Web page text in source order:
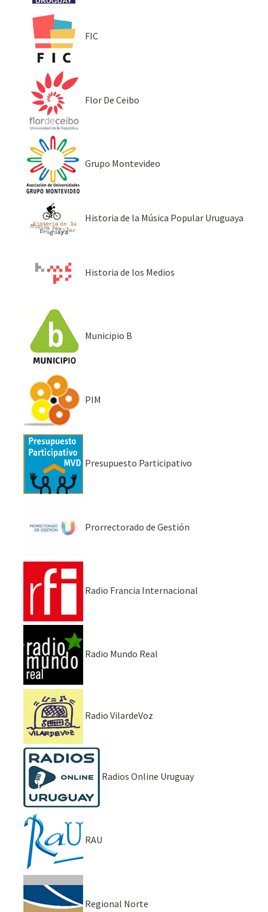
FIC
Flor De Ceibo
Grupo Montevideo
Historia de la Música Popular Uruguaya
Historia de los Medios
Municipio B
PIM
Presupuesto Participativo
Prorrectorado de Gestión
Radio Francia Internacional
Radio Mundo Real
Radio VilardeVoz
Radios Online Uruguay
RAU
Regional Norte